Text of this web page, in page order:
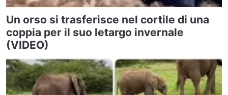
Un orso si trasferisce nel cortile di una
coppia per il suo letargo invernale
(VIDEO)